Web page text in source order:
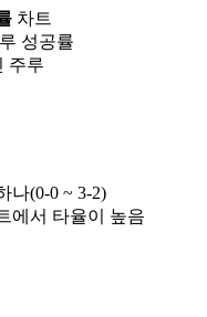
차트
성공률
주루
나(0-0 ~ 3-2)
에서 타율이 높음